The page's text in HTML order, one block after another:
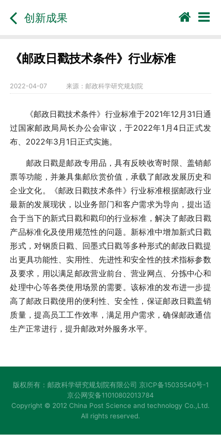
创新成果
《邮政日戳技术条件》行业标准
2022-04-07 来源： 邮政科学研究规划院
《邮政日戳技术条件》行业标准于2021年12月31日通
过国家邮政局局长办公会审议，于2022年1月4日正式发
布、2022年3月1日正式实施。
邮政日戳是邮政专用品，具有反映收寄时限、盖销邮
票等功能，并兼具集邮欣赏价值，承载了邮政发展历史和
企业文化。《邮政日戳技术条件》行业标准根据邮政行业
最新的发展现状，以业务部门和客户需求为导向，提出适
合于当下的新式日戳和戳印的行业标准，解决了邮政日戳
产品标准化及使用规范性的问题。新标准中增加新式日戳
形式，对钢质日戳、回墨式日戳等多种形式的邮政日戳提
出更具功能性、实用性、先进性和安全性的技术指标参数
及要求，用以满足邮政营业前台、营业网点、分拣中心和
处理中心等各类使用场景的需要。该标准的发布进一步提
高了邮政日戳使用的便利性、安全性，保证邮政日戳盖销
质量，提高员工工作效率，满足用户需求，确保邮政通信
生产正常进行，提升邮政对外服务水平。
版权所有：邮政科学研究规划院有限公司 京ICP备15035540号-1
京公网安备11010802013784
Copyright © 2012 China Post Science and technology Co.,Ltd.
All rights reserved.